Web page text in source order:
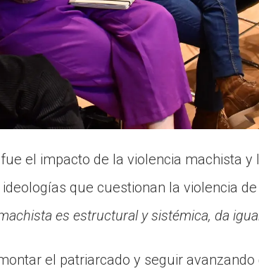
el impacto de la violencia machista y
que cuestionan la violencia
es estructural y sistémica, da
el patriarcado y seguir